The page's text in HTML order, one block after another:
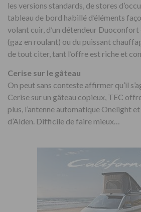
les versions standards, de stores
tableau de bord habillé d’éléments
volant cuir, d’un détendeur
(gaz en roulant) ou du puissant
de tout citer, tant l’offre est riche et
Cerise sur le gâteau
On peut sans conteste affirmer qu’il
Cerise sur un gâteau copieux, TEC
plus, l’antenne automatique Onelight
d’Alden. Difficile de faire mieux…